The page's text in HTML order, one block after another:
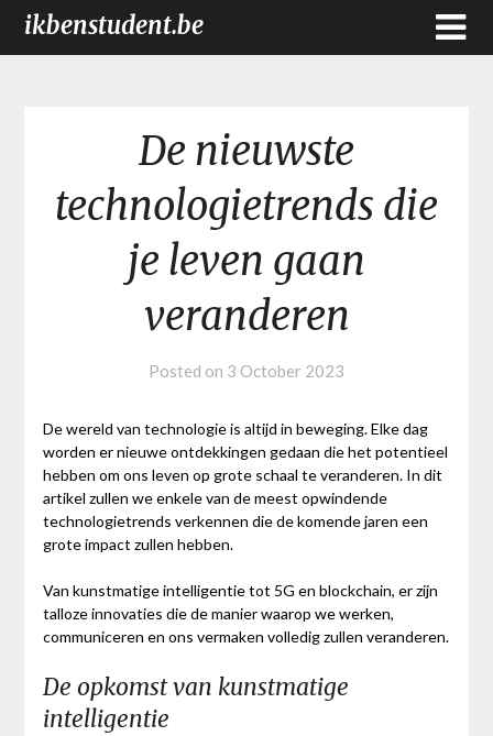
ikbenstudent.be
De nieuwste
technologietrends die
je leven gaan
veranderen
Posted on 3 October 2023
De wereld van technologie is altijd in beweging. Elke dag
worden er nieuwe ontdekkingen gedaan die het potentieel
hebben om ons leven op grote schaal te veranderen. In dit
artikel zullen we enkele van de meest opwindende
technologietrends verkennen die de komende jaren een
grote impact zullen hebben.
Van kunstmatige intelligentie tot 5G en blockchain, er zijn
talloze innovaties die de manier waarop we werken,
communiceren en ons vermaken volledig zullen veranderen.
De opkomst van kunstmatige
intelligentie